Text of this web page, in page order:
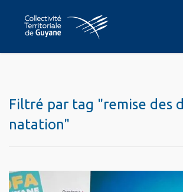
Filtré par tag "remise des
natation"